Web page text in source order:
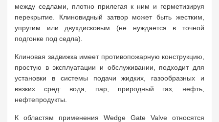
между седлами, плотно прилегая к ним и герметизируя
перекрытие. Клиновидный затвор может быть жестким,
упругим или двухдисковым (не нуждается в точной
подгонке под седла).
Клиновая задвижка имеет противопожарную конструкцию,
простую в эксплуатации и обслуживании, подходит для
установки в системы подачи жидких, газообразных и
вязких сред: вода, пар, природный газ, нефть,
нефтепродукты.
К областям применения Wedge Gate Valve относятся